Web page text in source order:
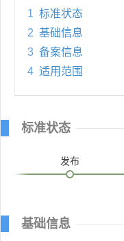
1 标准状态
2 基础信息
3 备案信息
4 适用范围
标准状态
发布
基础信息